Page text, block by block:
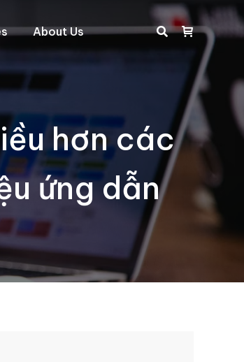
About Us Search:
hơn các
ứng dẫn